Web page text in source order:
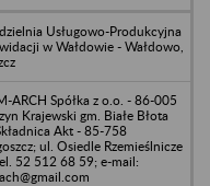
Usługowo-Produkcyjna
w Wałdowie - Wałdowo,
ARCH Spółka z o.o. - 86-005
Krajewski gm. Białe Błota
Akt - 85-758
ul. Osiedle Rzemieślnicze
52 512 68 59; e-mail: